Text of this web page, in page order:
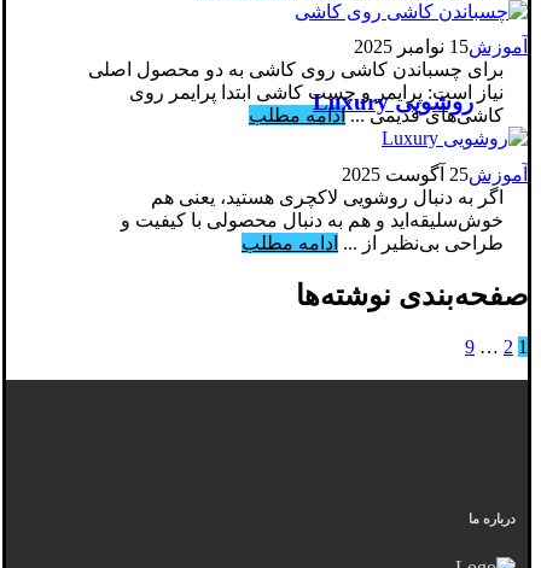
آموزش15 نوامبر 2025
برای چسباندن کاشی روی کاشی به دو محصول اصلی
نیاز است: پرایمر و چسب کاشی ابتدا پرایمر روی
کاشی‌های قدیمی ...ادامه مطلب
روشویی Luxury
آموزش25 آگوست 2025
اگر به دنبال روشویی لاکچری هستید، یعنی هم
خوش‌سلیقه‌اید و هم به دنبال محصولی با کیفیت و
طراحی بی‌نظیر از ... ادامه مطلب
صفحه‌بندی نوشته‌ها
1
2
…
9
درباره ما